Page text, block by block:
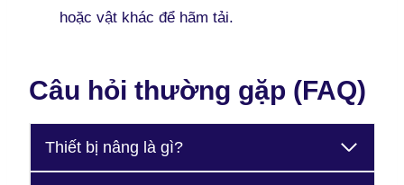
hoặc vật khác để hãm tải.
Câu hỏi thường gặp (FAQ)
Thiết bị nâng là gì?